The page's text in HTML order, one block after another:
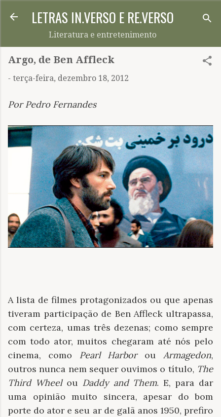
Pular para o conteúdo principal
LETRAS IN.VERSO E RE.VERSO
Literatura e entretenimento
Argo, de Ben Affleck
- terça-feira, dezembro 18, 2012
Por Pedro Fernandes
A lista de filmes protagonizados ou que apenas
tiveram participação de Ben Affleck ultrapassa,
com certeza, umas três dezenas; como sempre
com todo ator, muitos chegaram até nós pelo
cinema, como Pearl HarborouArmagedon,
outros nunca nem sequer ouvimos o título, The
Third Wheelou Daddy and Them. E, para dar
uma opinião muito sincera, apesar do bom
porte do ator e seu ar de galã anos 1950, prefiro